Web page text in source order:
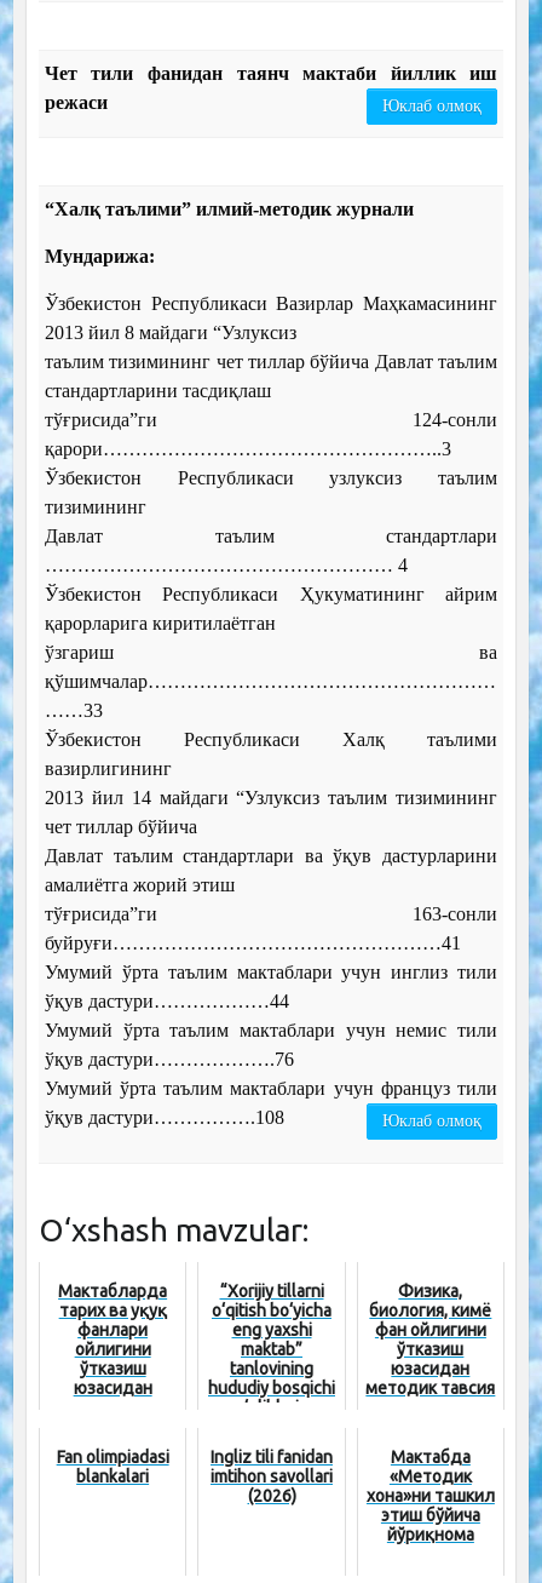
Чет тили фанидан таянч мактаби йиллик иш
режаси
Юклаб олмоқ
“Халқ таълими” илмий-методик журнали
Мундарижа:
Ўзбекистон Республикаси Вазирлар Маҳкамасининг
2013 йил 8 майдаги “Узлуксиз
таълим тизимининг чет тиллар бўйича Давлат таълим
стандартларини тасдиқлаш
тўғрисида”ги 124-сонли
қарори……………………………………………..3
Ўзбекистон Республикаси узлуксиз таълим
тизимининг
Давлат таълим стандартлари
……………………………………………… 4
Ўзбекистон Республикаси Ҳукуматининг айрим
қарорларига киритилаётган
ўзгариш ва
қўшимчалар………………………………………………
……33
Ўзбекистон Республикаси Халқ таълими
вазирлигининг
2013 йил 14 майдаги “Узлуксиз таълим тизимининг
чет тиллар бўйича
Давлат таълим стандартлари ва ўқув дастурларини
амалиётга жорий этиш
тўғрисида”ги 163-сонли
буйруғи……………………………………………41
Умумий ўрта таълим мактаблари учун инглиз тили
ўқув дастури………………44
Умумий ўрта таълим мактаблари учун немис тили
ўқув дастури……………….76
Умумий ўрта таълим мактаблари учун француз тили
ўқув дастури…………….108
Юклаб олмоқ
O‘xshash mavzular:
Мактабларда
тарих ва ҳуқуқ
фанлари
ойлигини
ўтказиш
юзасидан
“Xorijiy tillarni
o‘qitish bo‘yicha
eng yaxshi
maktab”
tanlovining
hududiy bosqichi
g‘oliblari...
Физика,
биология, кимё
фан ойлигини
ўтказиш
юзасидан
методик тавсия
Fan olimpiadasi
blankalari
Ingliz tili fanidan
imtihon savollari
(2026)
Мактабда
«Методик
хона»ни ташкил
этиш бўйича
йўриқнома